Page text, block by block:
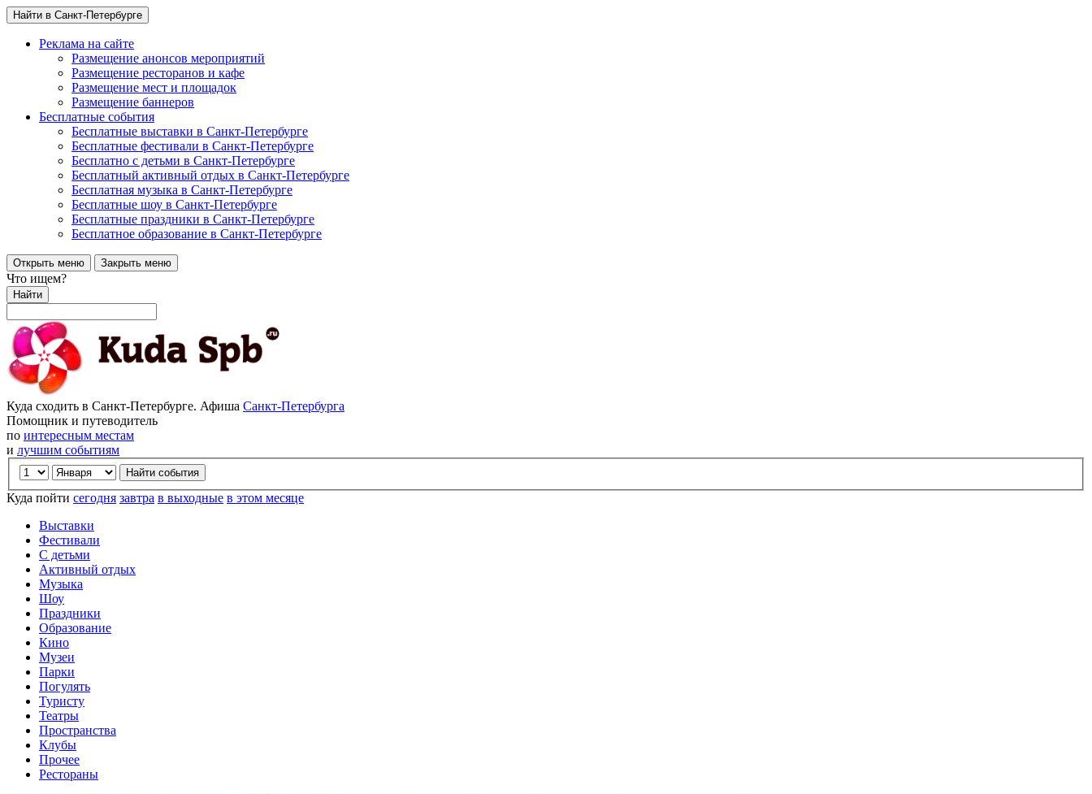
Найти в Санкт-Петербурге
Реклама на сайте
Размещение анонсов мероприятий
Размещение ресторанов и кафе
Размещение мест и площадок
Размещение баннеров
Бесплатные события
Бесплатные выставки в Санкт-Петербурге
Бесплатные фестивали в Санкт-Петербурге
Бесплатно с детьми в Санкт-Петербурге
Бесплатный активный отдых в Санкт-Петербурге
Бесплатная музыка в Санкт-Петербурге
Бесплатные шоу в Санкт-Петербурге
Бесплатные праздники в Санкт-Петербурге
Бесплатное образование в Санкт-Петербурге
Открыть меню Закрыть меню
Что ищем?
Найти
Куда сходить в Санкт-Петербурге. Афиша Санкт-Петербурга
Помощник и путеводитель
по интересным местам
и лучшим событиям
Куда пойти сегодня завтра в выходные в этом месяце
Выставки
Фестивали
С детьми
Активный отдых
Музыка
Шоу
Праздники
Образование
Кино
Музеи
Парки
Погулять
Туристу
Театры
Пространства
Клубы
Прочее
Рестораны